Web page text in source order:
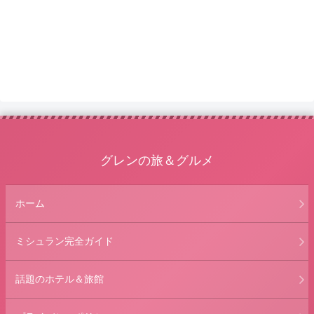
グレンの旅＆グルメ
ホーム
ミシュラン完全ガイド
話題のホテル＆旅館